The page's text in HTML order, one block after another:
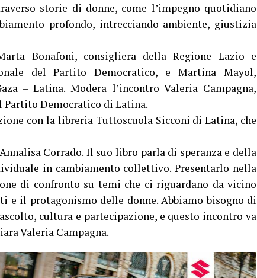
storie di donne, come l’impegno quotidiano
profondo, intrecciando ambiente, giustizia
Bonafoni, consigliera della Regione Lazio e
del Partito Democratico, e Martina Mayol,
– Latina. Modera l’incontro Valeria Campagna,
Partito Democratico di Latina.
con la libreria Tuttoscuola Sicconi di Latina, che
Corrado. Il suo libro parla di speranza e della
in cambiamento collettivo. Presentarlo nella
di confronto su temi che ci riguardano da vicino
e il protagonismo delle donne. Abbiamo bisogno di
cultura e partecipazione, e questo incontro va
Valeria Campagna.